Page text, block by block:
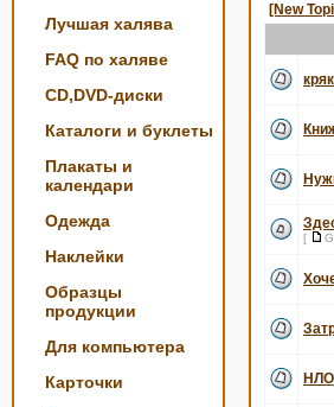
Лучшая халява
FAQ по халяве
CD,DVD-диски
Каталоги и буклеты
Плакаты и
календари
Одежда
Наклейки
Образцы
продукции
Для компьютера
Карточки
[New
[
НЛО